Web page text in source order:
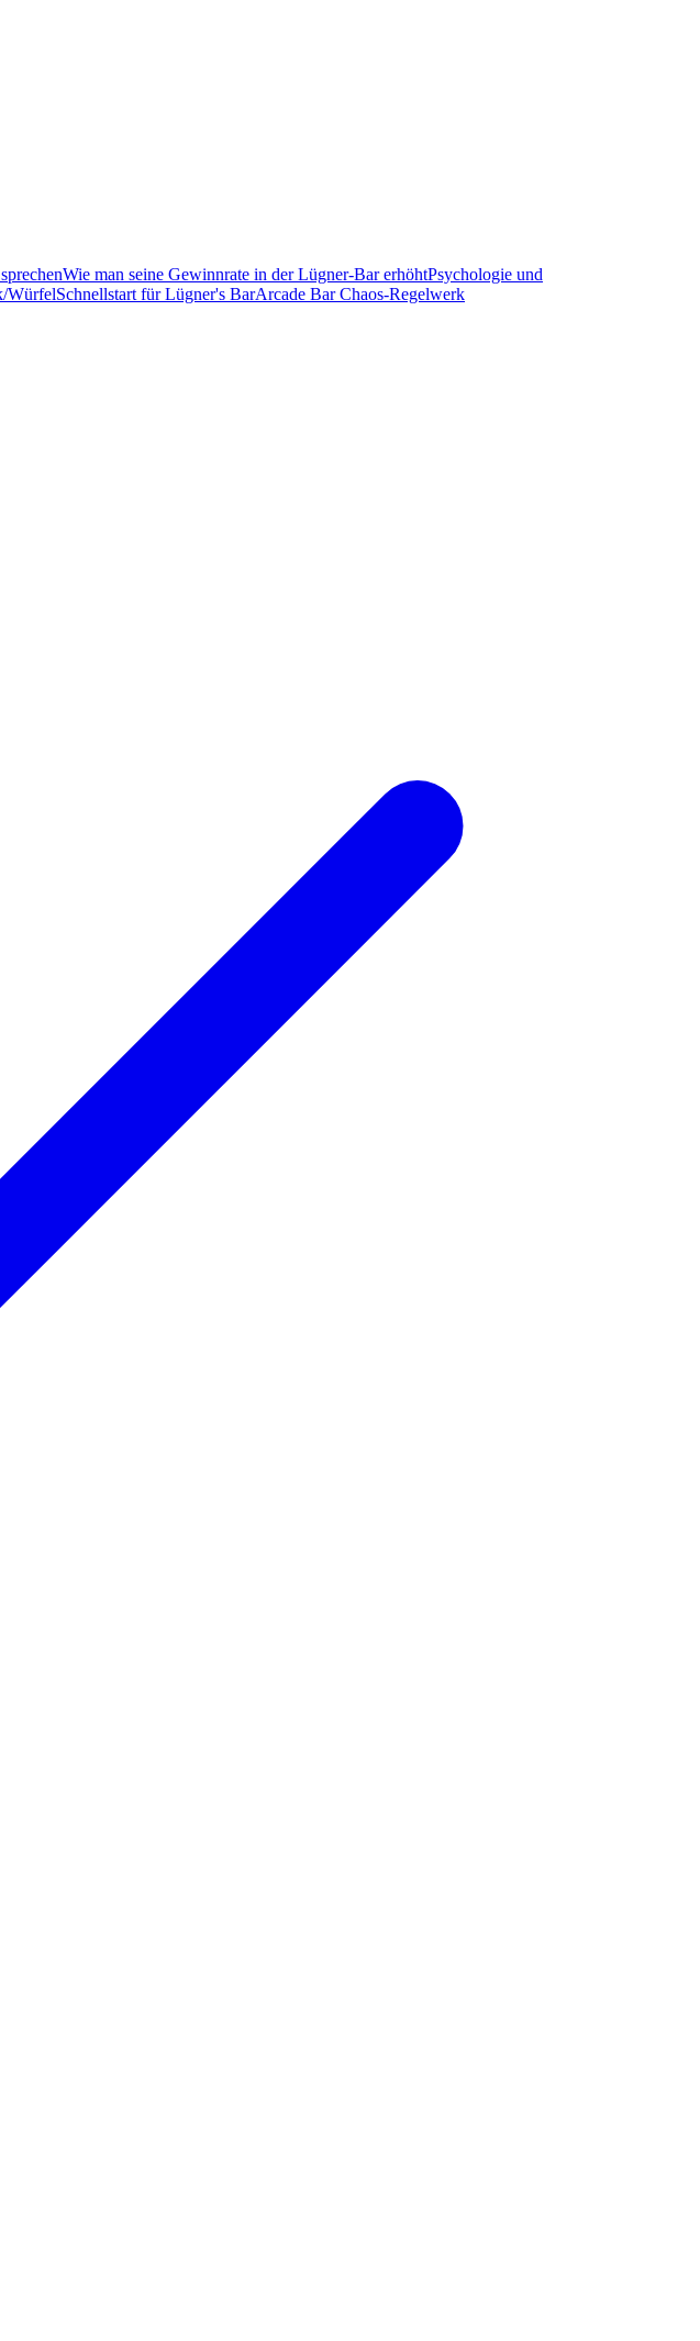
Wie man seine Gewinnrate in der Lügner-Bar erhöhtPsychologie und
WürfelSchnellstart für Lügner's BarArcade Bar Chaos-Regelwerk